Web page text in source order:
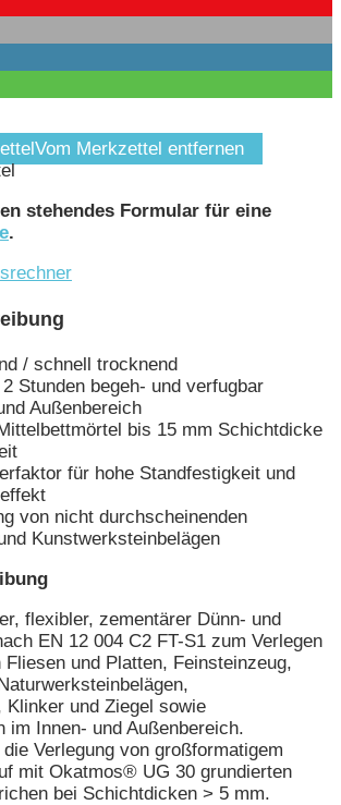
Vom Merkzettel entfernen
stehendes Formular für eine
.
/ schnell trocknend
Stunden begeh- und verfugbar
Außenbereich
bis 15 mm Schichtdicke
für hohe Standfestigkeit und
von nicht durchscheinenden
Kunstwerksteinbelägen
flexibler, zementärer Dünn- und
EN 12 004 C2 FT-S1 zum Verlegen
und Platten, Feinsteinzeug,
Klinker und Ziegel sowie
im Innen- und Außenbereich.
Verlegung von großformatigem
mit Okatmos® UG 30 grundierten
bei Schichtdicken > 5 mm.